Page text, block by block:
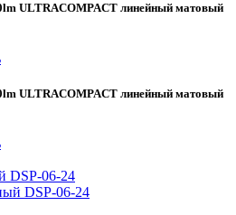
ULTRACOMPACT линейный матовый
ULTRACOMPACT линейный матовый
DSP-06-24